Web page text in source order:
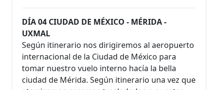
DÍA 04 CIUDAD DE MÉXICO - MÉRIDA -
UXMAL
Según itinerario nos dirigiremos al aeropuerto
internacional de la Ciudad de México para
tomar nuestro vuelo interno hacía la bella
ciudad de Mérida. Según itinerario una vez que